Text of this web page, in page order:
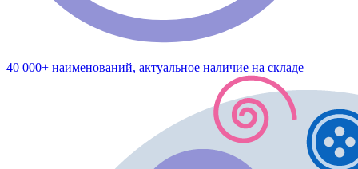
40 000+ наименований, актуальное наличие на складе